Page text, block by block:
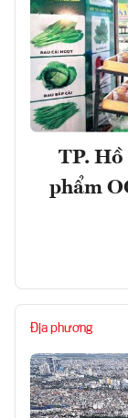
TP.
phẩm
Địa phương